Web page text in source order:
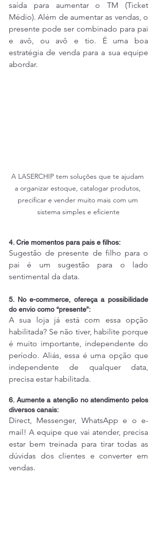
saída para aumentar o TM (Ticket
Médio). Além de aumentar as vendas, o
presente pode ser combinado para pai
e avô, ou avô e tio. É uma boa
estratégia de venda para a sua equipe
abordar.
A LASERCHIP tem soluções que te ajudam
a organizar estoque, catalogar produtos,
precificar e vender muito mais com um
sistema simples e eficiente
4. Crie momentos para pais e filhos:
Sugestão de presente de filho para o
pai é um sugestão para o lado
sentimental da data.
5. No e-commerce, ofereça a possibilidade
do envio como “presente”:
A sua loja já está com essa opção
habilitada? Se não tiver, habilite porque
é muito importante, independente do
período. Aliás, essa é uma opção que
independente de qualquer data,
precisa estar habilitada.
6. Aumente a atenção no atendimento pelos
diversos canais:
Direct, Messenger, WhatsApp e o e-
mail! A equipe que vai atender, precisa
estar bem treinada para tirar todas as
dúvidas dos clientes e converter em
vendas.